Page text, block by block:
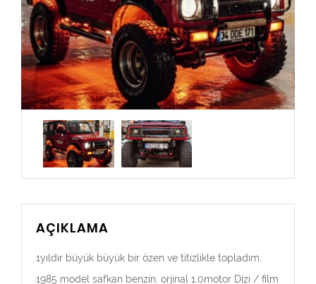
AÇIKLAMA
1yıldır büyük büyük bir özen ve titizlikle topladım.
1985 model safkan benzin, orjinal 1.0motor Dizi / film